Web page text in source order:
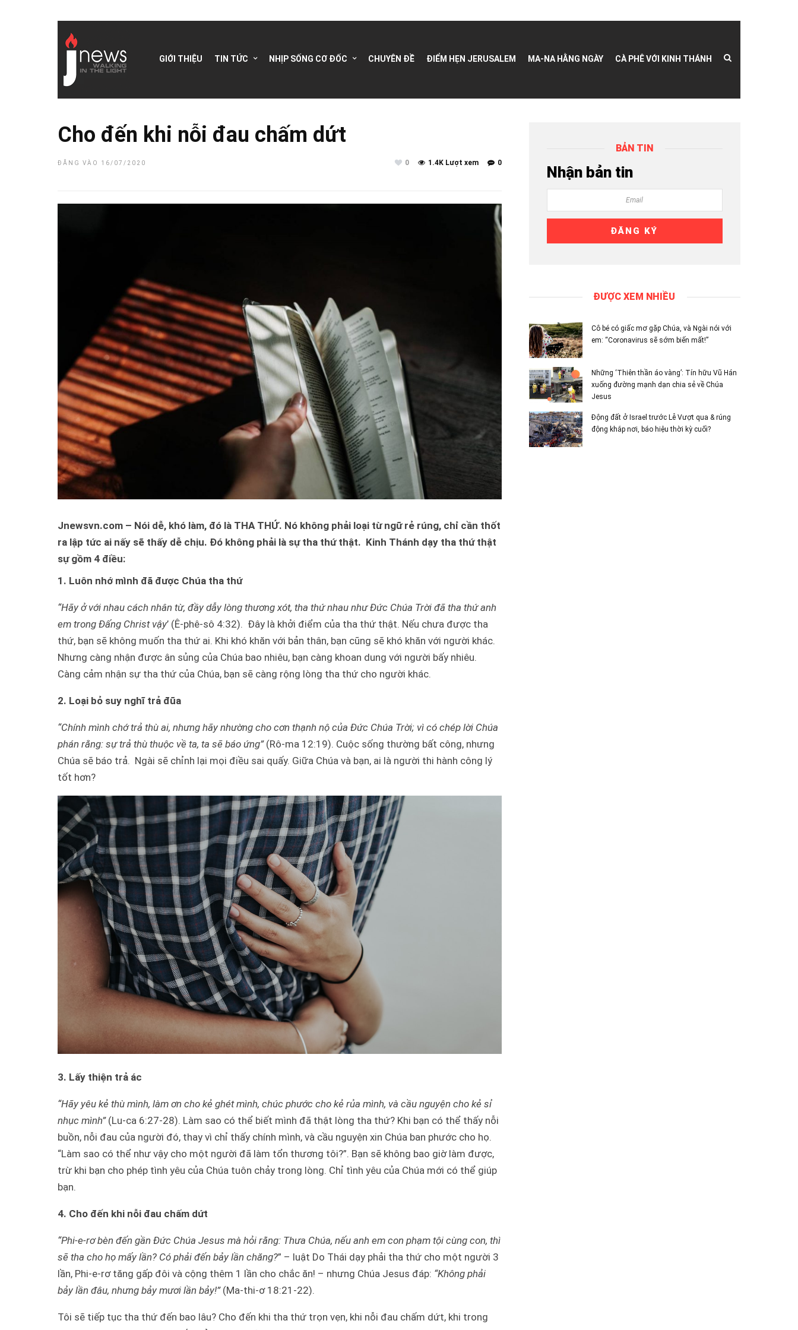
GIỚI THIỆU TIN TỨC NHỊP SỐNG CƠ ĐỐC CHUYÊN ĐỀ ĐIỂM HẸN JERUSALEM MA-NA HẰNG NGÀY CÀ PHÊ VỚI KINH THÁNH
Cho đến khi nỗi đau chấm dứt
ĐĂNG VÀO 16/07/2020 0
1.4K Lượt xem
0
Jnewsvn.com – Nói dễ, khó làm, đó là THA THỨ. Nó không phải loại từ ngữ rẻ rúng, chỉ cần thốt
ra lập tức ai nấy sẽ thấy dễ chịu. Đó không phải là sự tha thứ thật. Kinh Thánh dạy tha thứ thật
sự gồm 4 điều:
1. Luôn nhớ mình đã được Chúa tha thứ
“Hãy ở với nhau cách nhân từ, đầy dẫy lòng thương xót, tha thứ nhau như Đức Chúa Trời đã tha thứ anh
em trong Đấng Christ vậy’ (Ê-phê-sô 4:32). Đây là khởi điểm của tha thứ thật. Nếu chưa được tha
thứ, bạn sẽ không muốn tha thứ ai. Khi khó khăn với bản thân, bạn cũng sẽ khó khăn với người khác.
Nhưng càng nhận được ân sủng của Chúa bao nhiêu, bạn càng khoan dung với người bấy nhiêu.
Càng cảm nhận sự tha thứ của Chúa, bạn sẽ càng rộng lòng tha thứ cho người khác.
2. Loại bỏ suy nghĩ trả đũa
“Chính mình chớ trả thù ai, nhưng hãy nhường cho cơn thạnh nộ của Đức Chúa Trời; vì có chép lời Chúa
phán rằng: sự trả thù thuộc về ta, ta sẽ báo ứng”(Rô-ma 12:19). Cuộc sống thường bất công, nhưng
Chúa sẽ báo trả. Ngài sẽ chỉnh lại mọi điều sai quấy. Giữa Chúa và bạn, ai là người thi hành công lý
tốt hơn?
3. Lấy thiện trả ác
“Hãy yêu kẻ thù mình, làm ơn cho kẻ ghét mình, chúc phước cho kẻ rủa mình, và cầu nguyện cho kẻ sỉ
nhục mình”(Lu-ca 6:27-28). Làm sao có thể biết mình đã thật lòng tha thứ? Khi bạn có thể thấy nỗi
buồn, nỗi đau của người đó, thay vì chỉ thấy chính mình, và cầu nguyện xin Chúa ban phước cho họ.
“Làm sao có thể như vậy cho một người đã làm tổn thương tôi?”. Bạn sẽ không bao giờ làm được,
trừ khi bạn cho phép tình yêu của Chúa tuôn chảy trong lòng. Chỉ tình yêu của Chúa mới có thể giúp
bạn.
4. Cho đến khi nỗi đau chấm dứt
“Phi-e-rơ bèn đến gần Đức Chúa Jesus mà hỏi rằng: Thưa Chúa, nếu anh em con phạm tội cùng con, thì
sẽ tha cho họ mấy lần? Có phải đến bảy lần chăng?” – luật Do Thái dạy phải tha thứ cho một người 3
lần, Phi-e-rơ tăng gấp đôi và cộng thêm 1 lần cho chắc ăn! – nhưng Chúa Jesus đáp: “Không phải
bảy lần đâu, nhưng bảy mươi lần bảy!”(Ma-thi-ơ 18:21-22).
Tôi sẽ tiếp tục tha thứ đến bao lâu? Cho đến khi tha thứ trọn vẹn, khi nỗi đau chấm dứt, khi trong
BẢN TIN
Nhận bản tin
ĐƯỢC XEM NHIỀU
Cô bé có giấc mơ gặp Chúa, và Ngài nói với
em: “Coronavirus sẽ sớm biến mất!”
Những ‘Thiên thần áo vàng’: Tín hữu Vũ Hán
xuống đường mạnh dạn chia sẻ về Chúa
Jesus
Động đất ở Israel trước Lễ Vượt qua & rúng
động khắp nơi, báo hiệu thời kỳ cuối?